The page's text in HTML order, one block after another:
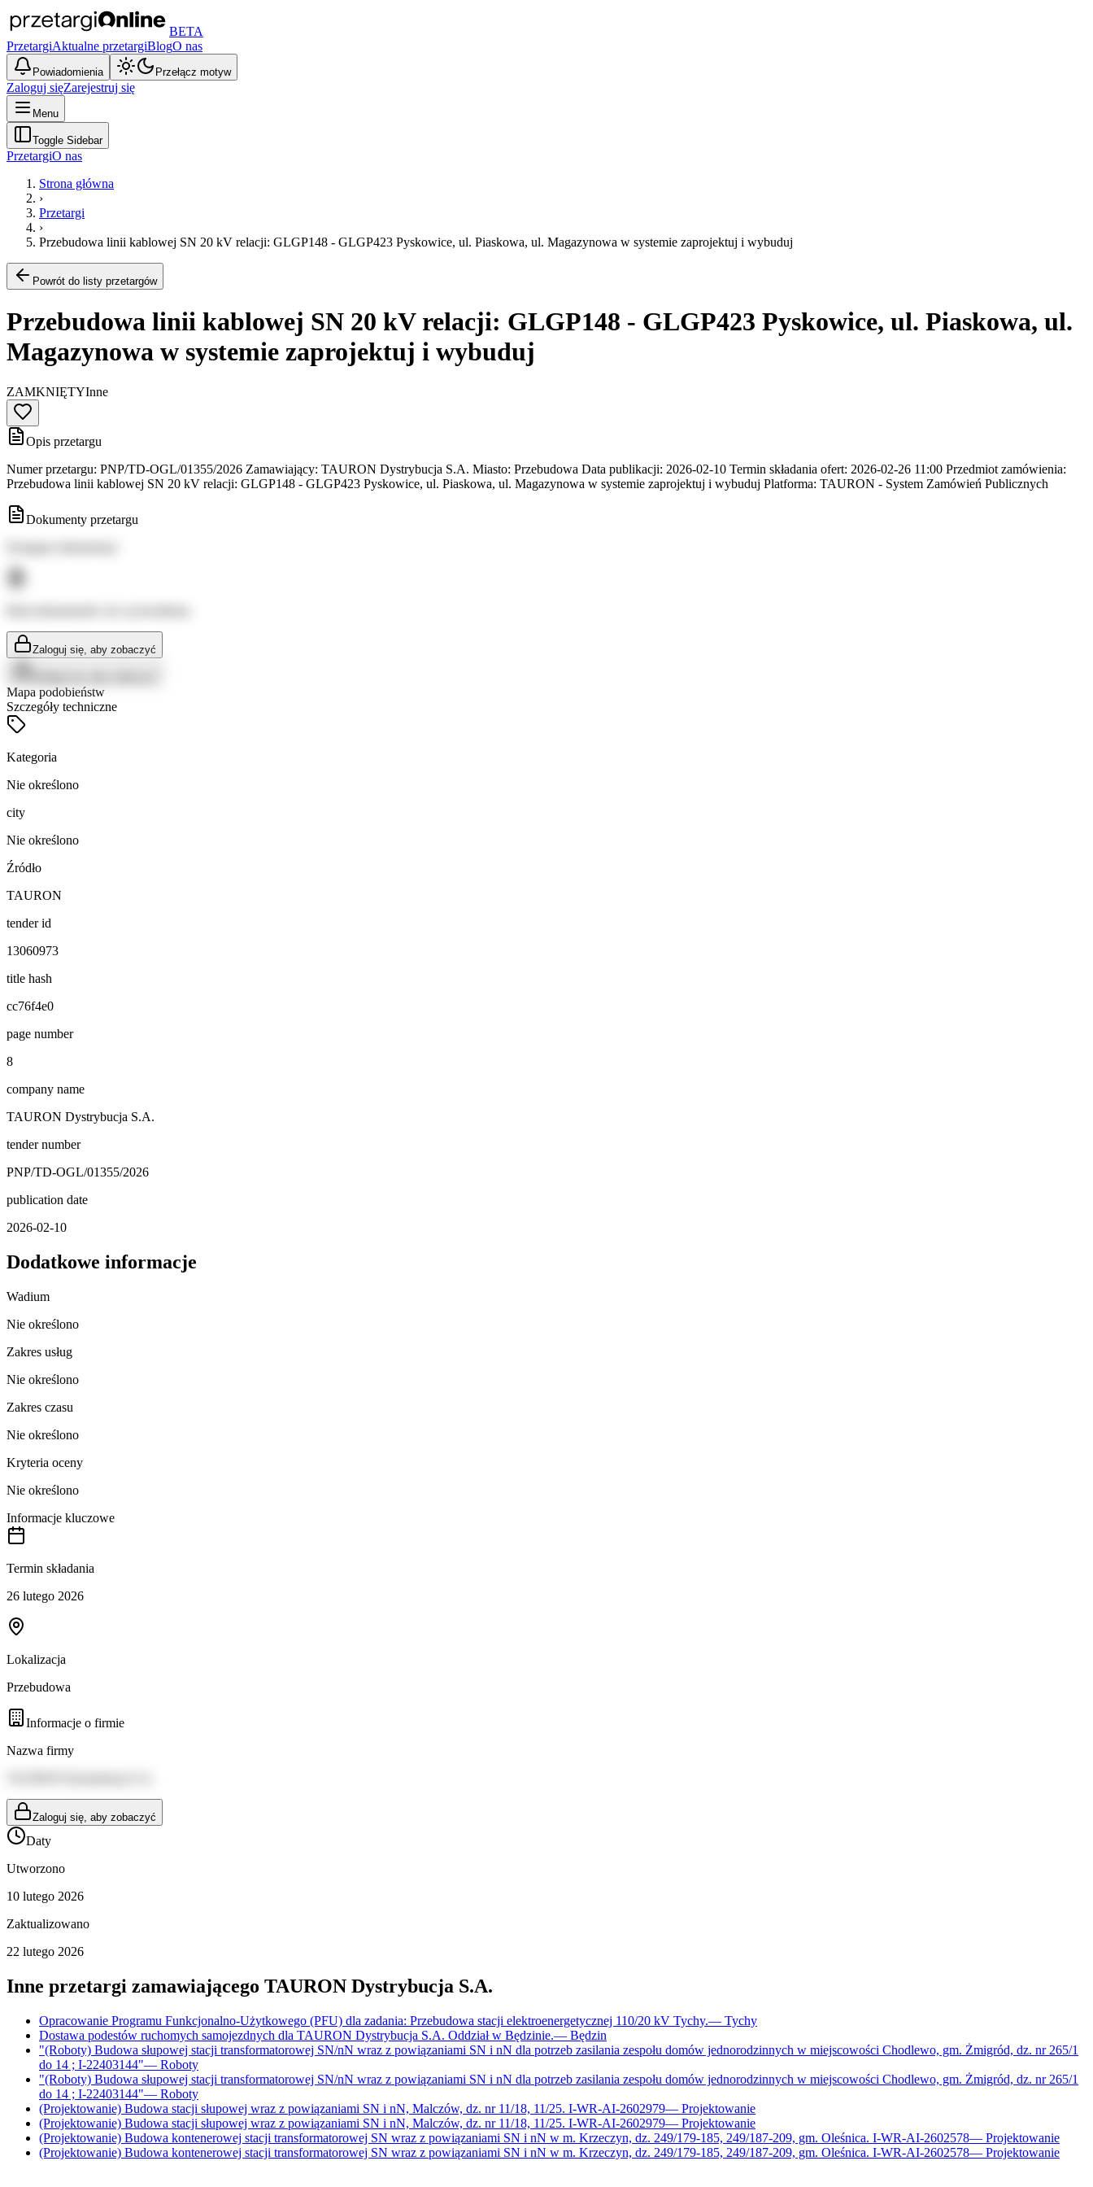
BETA
PrzetargiAktualne przetargiBlogO nas
Powiadomienia Przełącz motyw
Zaloguj sięZarejestruj się
Menu
Toggle Sidebar
PrzetargiO nas
Strona główna
›
Przetargi
›
Przebudowa linii kablowej SN 20 kV relacji: GLGP148 - GLGP423 Pyskowice, ul. Piaskowa, ul. Magazynowa w systemie zaprojektuj i wybuduj
Powrót do listy przetargów
Przebudowa linii kablowej SN 20 kV relacji: GLGP148 - GLGP423 Pyskowice, ul. Piaskowa, ul.
Magazynowa w systemie zaprojektuj i wybuduj
ZAMKNIĘTYInne
Opis przetargu
Numer przetargu: PNP/TD-OGL/01355/2026 Zamawiający: TAURON Dystrybucja S.A. Miasto: Przebudowa Data publikacji: 2026-02-10 Termin składania ofert: 2026-02-26 11:00 Przedmiot zamówienia:
Przebudowa linii kablowej SN 20 kV relacji: GLGP148 - GLGP423 Pyskowice, ul. Piaskowa, ul. Magazynowa w systemie zaprojektuj i wybuduj Platforma: TAURON - System Zamówień Publicznych
Dokumenty przetargu
Zaloguj się, aby zobaczyć
Mapa podobieństw
Szczegóły techniczne
Kategoria
Nie określono
city
Nie określono
Źródło
TAURON
tender id
13060973
title hash
cc76f4e0
page number
8
company name
TAURON Dystrybucja S.A.
tender number
PNP/TD-OGL/01355/2026
publication date
2026-02-10
Dodatkowe informacje
Wadium
Nie określono
Zakres usług
Nie określono
Zakres czasu
Nie określono
Kryteria oceny
Nie określono
Informacje kluczowe
Termin składania
26 lutego 2026
Lokalizacja
Przebudowa
Informacje o firmie
Nazwa firmy
Zaloguj się, aby zobaczyć
Daty
Utworzono
10 lutego 2026
Zaktualizowano
22 lutego 2026
Inne przetargi zamawiającego TAURON Dystrybucja S.A.
Opracowanie Programu Funkcjonalno-Użytkowego (PFU) dla zadania: Przebudowa stacji elektroenergetycznej 110/20 kV Tychy.— Tychy
Dostawa podestów ruchomych samojezdnych dla TAURON Dystrybucja S.A. Oddział w Będzinie.— Będzin
"(Roboty) Budowa słupowej stacji transformatorowej SN/nN wraz z powiązaniami SN i nN dla potrzeb zasilania zespołu domów jednorodzinnych w miejscowości Chodlewo, gm. Żmigród, dz. nr 265/1
do 14 ; I-22403144"— Roboty
"(Roboty) Budowa słupowej stacji transformatorowej SN/nN wraz z powiązaniami SN i nN dla potrzeb zasilania zespołu domów jednorodzinnych w miejscowości Chodlewo, gm. Żmigród, dz. nr 265/1
do 14 ; I-22403144"— Roboty
(Projektowanie) Budowa stacji słupowej wraz z powiązaniami SN i nN, Malczów, dz. nr 11/18, 11/25. I-WR-AI-2602979— Projektowanie
(Projektowanie) Budowa stacji słupowej wraz z powiązaniami SN i nN, Malczów, dz. nr 11/18, 11/25. I-WR-AI-2602979— Projektowanie
(Projektowanie) Budowa kontenerowej stacji transformatorowej SN wraz z powiązaniami SN i nN w m. Krzeczyn, dz. 249/179-185, 249/187-209, gm. Oleśnica. I-WR-AI-2602578— Projektowanie
(Projektowanie) Budowa kontenerowej stacji transformatorowej SN wraz z powiązaniami SN i nN w m. Krzeczyn, dz. 249/179-185, 249/187-209, gm. Oleśnica. I-WR-AI-2602578— Projektowanie